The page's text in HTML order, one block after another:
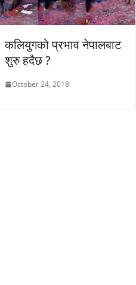
कलियुगको प्रभाव नेपालबाट
शुरु हदैछ ?
October 24, 2018